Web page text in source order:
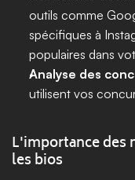
outils comme
spécifiques à
populaires dans
Analyse des
utilisent vos
L'importance des
les bios